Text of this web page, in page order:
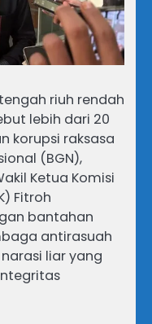
tengah riuh rendah
lebih dari 20
korupsi raksasa
(BGN),
Ketua Komisi
Fitroh
bantahan
antirasuah
liar yang